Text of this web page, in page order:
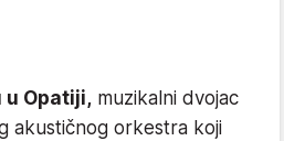
u Opatiji, muzikalni dvojac
akustičnog orkestra koji